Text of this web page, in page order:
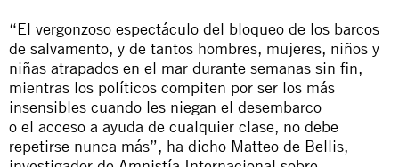
“El vergonzoso espectáculo del bloqueo de los barcos
de salvamento, y de tantos hombres, mujeres, niños y
niñas atrapados en el mar durante semanas sin fin,
mientras los políticos compiten por ser los más
insensibles cuando les niegan el desembarco
o el acceso a ayuda de cualquier clase, no debe
repetirse nunca más”, ha dicho Matteo de Bellis,